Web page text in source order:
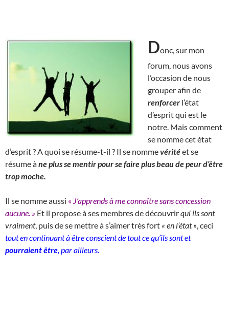
Donc, sur mon
forum, nous avons
l’occasion de nous
grouper afin de
renforcer l’état
d’esprit qui est le
notre. Mais comment
se nomme cet état
d’esprit ? A quoi se résume-t-il ? Il se nommevéritéet se
résume àne plus se mentir pour se faire plus beau de peur d’être
trop moche.
Il se nomme aussi « J’apprends à me connaître sans concession
aucune. » Et il propose à ses membres de découvrirqui ils sont
vraiment, puis de se mettre à s’aimer très fort « en l’état » , ceci
tout en continuant à être conscient de tout ce qu’ils sont et
pourraient être , par ailleurs.